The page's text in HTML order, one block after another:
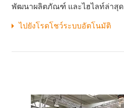
พัฒนาผลิตภัณฑ์ และไฮไลท์ล่าสุด
ไปยังโรดโชว์ระบบอัตโนมัติ